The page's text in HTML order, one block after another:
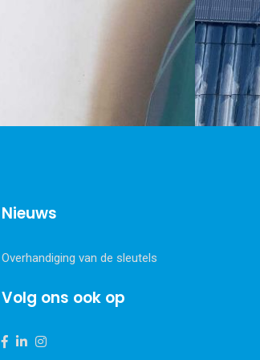
Nieuws
Overhandiging van de sleutels
Volg ons ook op